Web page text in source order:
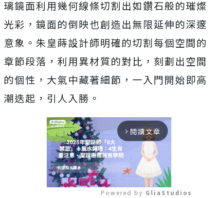
璃鏡面利用幾何線條切割出如鑽石般的璀燦
光彩，鏡面的倒映也創造出無限延伸的深邃
意象。朱皇蒔設計師明確的切割每個空間的
章節段落，利用異材質的對比，刻劃出空間
的個性，大氣中藏著細節，一入門開始即高
潮迭起，引人入勝。
arrow_forward_ios 閱讀文章
Powered by GliaStudios